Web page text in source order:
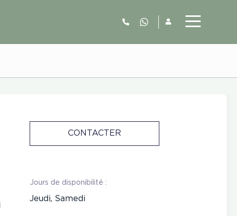
06.52.63.77.73
CONTACTER
Jours de disponibilité :
Jeudi, Samedi